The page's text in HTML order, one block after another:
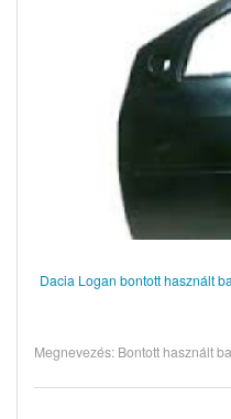
Dacia Logan bontott használt
Megnevezés: Bontott használt